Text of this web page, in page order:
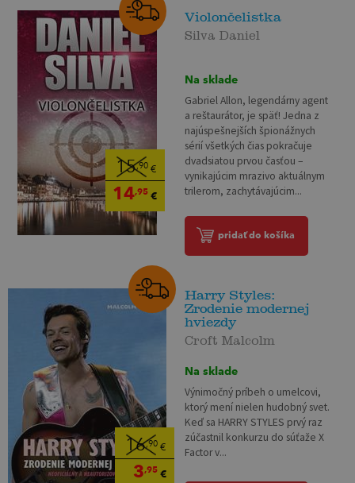
15,90€
14,95€
Violončelistka
Silva Daniel
Na sklade
Gabriel Allon, legendárny agent
a reštaurátor, je späť! Jedna z
najúspešnejších špionážnych
sérií všetkých čias pokračuje
dvadsiatou prvou časťou –
vynikajúcim mrazivo aktuálnym
trilerom, zachytávajúcim...
pridať do košíka
16,90€
3,95€
Harry Styles:
Zrodenie modernej
hviezdy
Croft Malcolm
Na sklade
Výnimočný príbeh o umelcovi,
ktorý mení nielen hudobný svet.
Keď sa HARRY STYLES prvý raz
zúčastnil konkurzu do súťaže X
Factor v...